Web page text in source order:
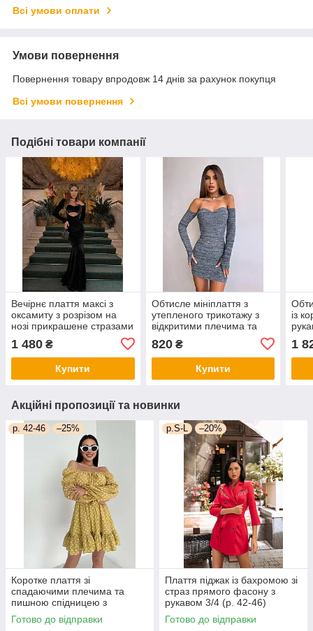
Всі умови оплати
Умови повернення
Повернення товару впродовж 14 днів за рахунок покупця
Всі умови повернення
Подібні товари компанії
Вечірнє плаття максі з
оксамиту з розрізом на
нозі прикрашене стразами
66py6191Е
1 480 ₴
Купити
Обтисле мініплаття з
утепленого трикотажу з
відкритими плечима та
66py5866Е
820₴
Купити
із
1
Акційні пропозиції та новинки
р. 42-46 –25%
Коротке плаття зі
спадаючими плечима та
пишною спідницею з
воланом (р. 42-46)
66py5272Qr
Готово до відправки
р.S-L –20%
Плаття піджак із бахромою зі
страз прямого фасону з
рукавом 3/4 (р. 42-46)
66py2050Qr
Готово до відправки